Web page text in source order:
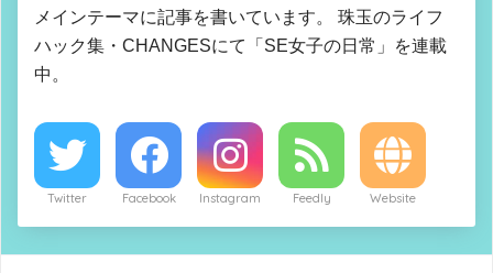
メインテーマに記事を書いています。 珠玉のライフ
ハック集・CHANGESにて「SE女子の日常」を連載
中。
Twitter Facebook Instagram Feedly Website